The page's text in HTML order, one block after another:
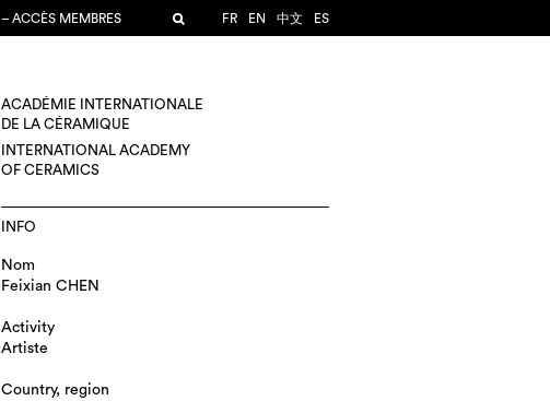
– ACCÈS MEMBRES FR EN 中文 ES
ACADÉMIE INTERNATIONALE
DE LA CÉRAMIQUE
INTERNATIONAL ACADEMY
OF CERAMICS
INFO
Nom
Feixian CHEN
Activity
Artiste
Country, region